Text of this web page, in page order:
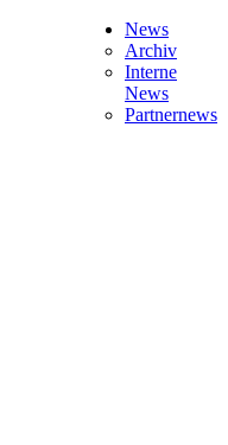
News
Archiv
Interne
News
Partnernews